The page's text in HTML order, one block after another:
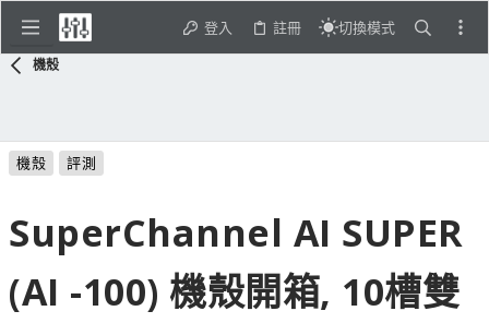
登入 註冊 切換模式
機殼
機殼 評測
SuperChannel AI SUPER
(AI -100) 機殼開箱, 10槽雙